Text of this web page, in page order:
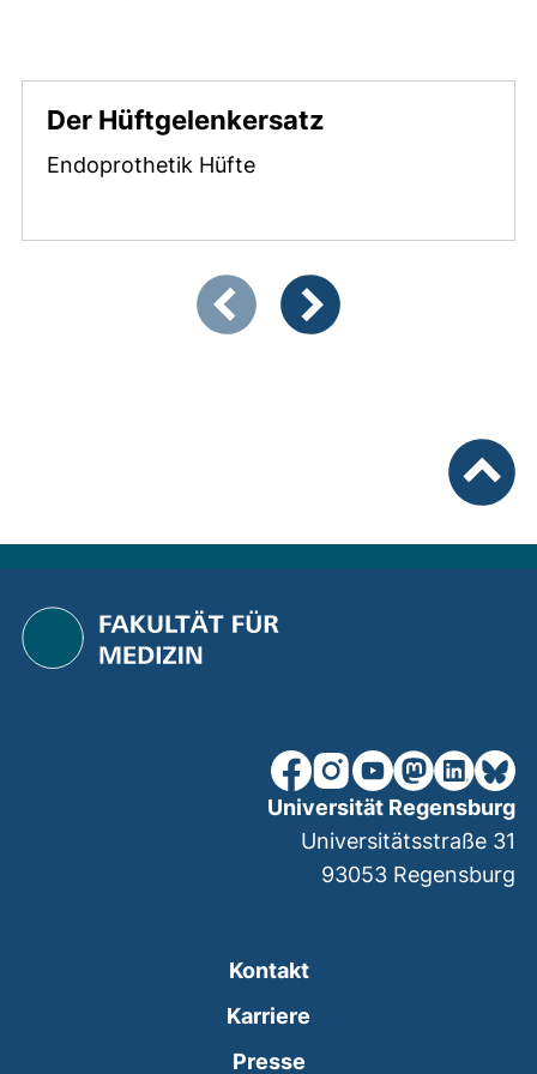
Endoprothetik
Der Hüftgelenkersatz
Endoprothetik Hüfte
Zeigt Folie 1 von 3
unsere Facebook-Seite
unsere Instagram-
unsere YouTube-
unsereunsere
Kontakt
Karriere
Presse
Universität Regensburg
Universitätsstraße 31
93053 Regensburg